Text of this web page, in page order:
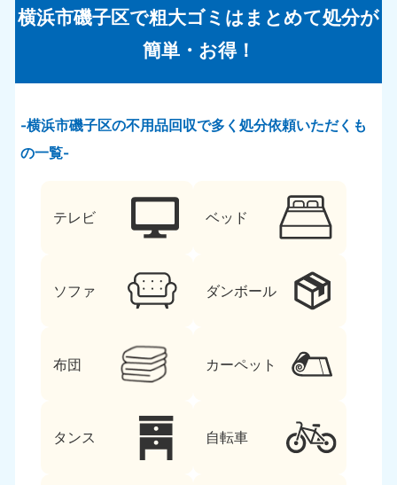
横浜市磯子区で粗大ゴミはまとめて処分が
簡単・お得！
横浜市磯子区の不用品回収で多く処分依頼いただくも
の一覧
テレビ ベッド
ソファ ダンボール
布団 カーペット
タンス 自転車